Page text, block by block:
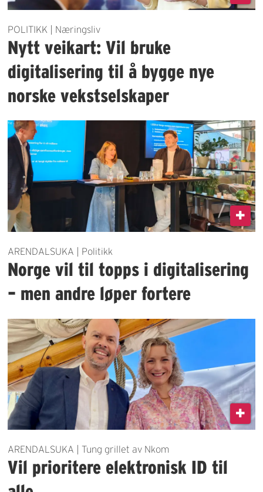
POLITIKK | Næringsliv
Nytt veikart: Vil bruke
digitalisering til å bygge nye
norske vekstselskaper
ARENDALSUKA | Politikk
Norge vil til topps i digitalisering
– men andre løper fortere
ARENDALSUKA | Tung grillet av Nkom
Vil prioritere elektronisk ID til